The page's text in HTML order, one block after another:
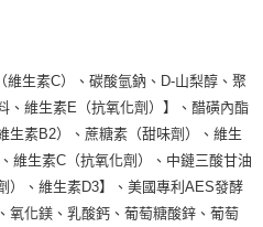
生素C）、碳酸氫鈉、D-山梨醇、聚
、維生素E（抗氧化劑）】、醋磺內酯
生素B2）、蔗糖素（甜味劑）、維生
維生素C（抗氧化劑）、中鏈三酸甘油
）、維生素D3】、美國專利AES發酵
氧化鎂、乳酸鈣、葡萄糖酸鋅、葡萄